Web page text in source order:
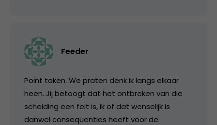
Feeder
Point taken. We praten denk ik langs elkaar
heen. Jij betoogt dat het ontbreken van die
scheiding een feit is, ik of dat wenselijk is
danwel consequenties heeft voor de